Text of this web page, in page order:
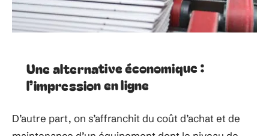
Une alternative économique :
l’impression en ligne
D’autre part, on s’affranchit du coût d’achat et de